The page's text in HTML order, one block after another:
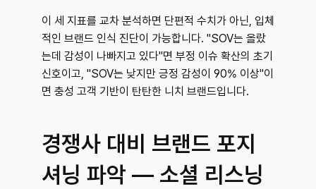
이 세 지표를 교차 분석하면 단편적 수치가 아닌, 입체
적인 브랜드 인식 진단이 가능합니다. "SOV는 올랐
는데 감성이 나빠지고 있다"면 부정 이슈 확산의 초기
신호이고, "SOV는 낮지만 긍정 감성이 90% 이상"이
면 충성 고객 기반이 탄탄한 니치 브랜드입니다.
경쟁사 대비 브랜드 포지
셔닝 파악 — 소셜 리스닝